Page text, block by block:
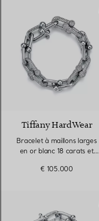
Tiffany HardWear
Bracelet à maillons larges
en or blanc 18 carats et
€ 105.000